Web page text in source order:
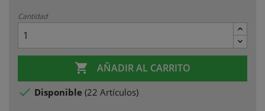
Cantidad
 AÑADIR AL CARRITO
 Disponible (22 Artículos)